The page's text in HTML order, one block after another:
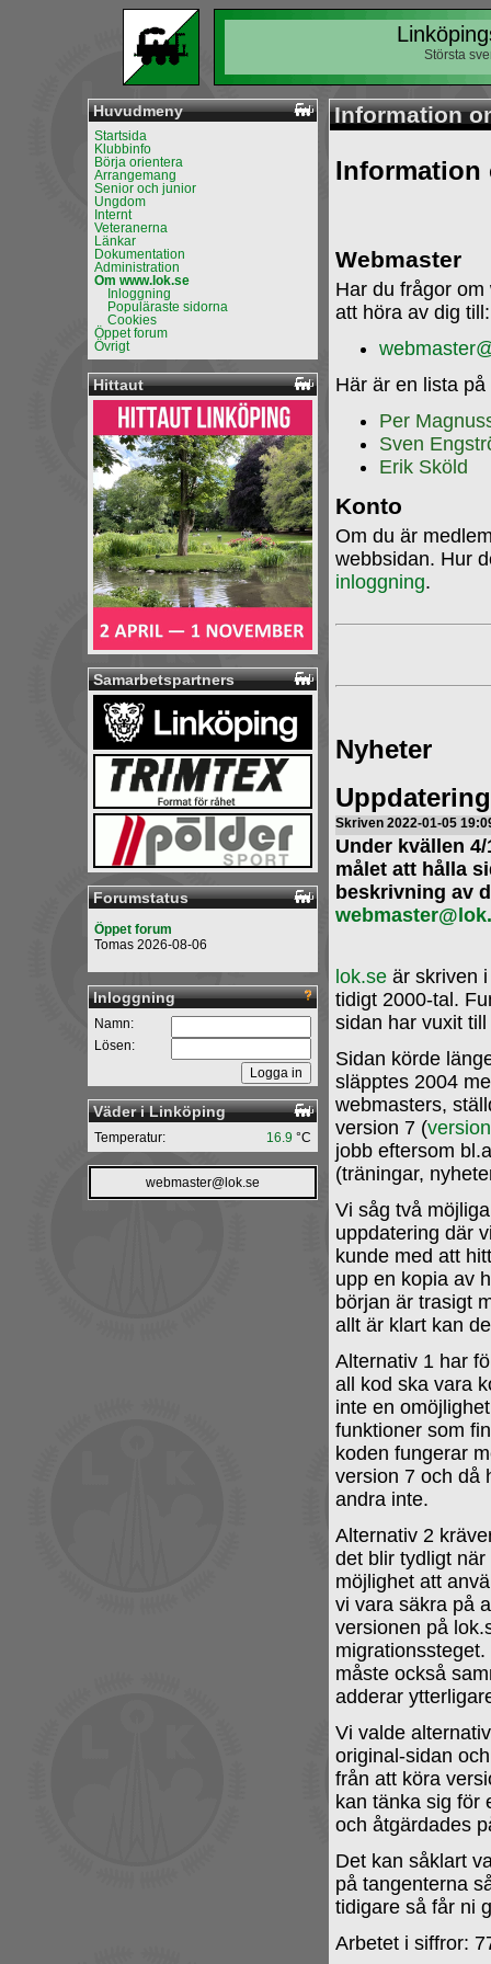
Största
Huvudmeny
Startsida
Klubbinfo
Börja orientera
Arrangemang
Senior och junior
Ungdom
Internt
Veteranerna
Länkar
Dokumentation
Administration
Om www.lok.se
Inloggning
Populäraste sidorna
Cookies
Öppet forum
Övrigt
Hittaut
Samarbetspartners
Forumstatus
Öppet forum
Tomas 2026-08-06
Inloggning
Namn:
Lösen:
Väder i Linköping
16.9 °C
Temperatur:
webmaster@lok.se
Information
Information
Webmaster
Har du frågor
att höra av dig till:
Här är en lista
Per
Sven
Erik Sköld
Konto
Om du är
webbsidan. Hur
inloggning.
Nyheter
Skriven 2022-01-05
Under kvällen
målet att hålla
beskrivning av
lok.se är skriven
tidigt 2000-tal.
sidan har vuxit till
Sidan körde
släpptes 2004
webmasters,
version 7 (
jobb eftersom
(träningar,
Vi såg två
uppdatering där
kunde med att
upp en kopia av
början är trasigt
allt är klart kan
Alternativ 1 har
all kod ska vara
inte en
funktioner som
koden fungerar
version 7 och då
andra inte.
Alternativ 2
det blir tydligt
möjlighet att
vi vara säkra på
versionen på
måste också
adderar
Vi valde
original-sidan
från att köra
kan tänka sig för
och åtgärdades
Det kan såklart
på tangenterna
tidigare så får ni
Arbetet i siffror: